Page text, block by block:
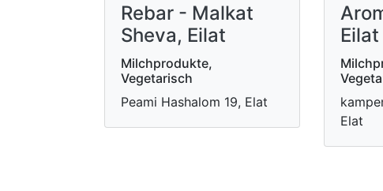
Rebar - Malkat
Sheva, Eilat
Milchprodukte,
Vegetarisch
Peami Hashalom 19, Elat
Eilat
Elat